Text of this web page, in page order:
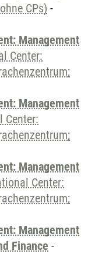
CPs) -
Management
Center:
Management
Center:
Management
Center:
Management
Finance -